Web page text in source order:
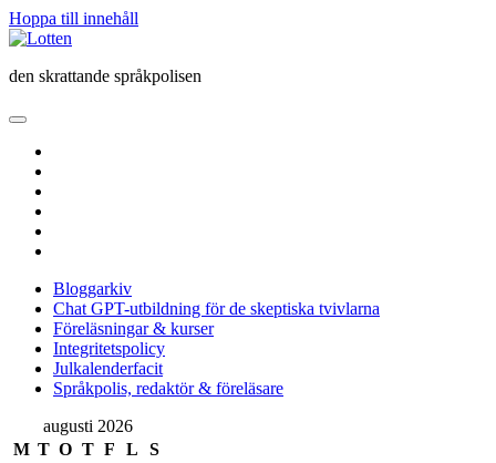
Hoppa till innehåll
Lotten
den skrattande språkpolisen
öppna
meny
Bloggarkiv
Chat GPT-utbildning för de skeptiska tvivlarna
Föreläsningar & kurser
Integritetspolicy
Julkalenderfacit
Språkpolis, redaktör & föreläsare
Sidopanel
augusti 2026
M T O T F L
S